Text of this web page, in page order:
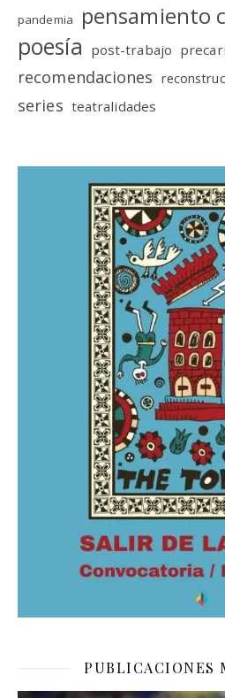
pandemia pensamiento
poesía post-trabajo
recomendaciones
series teatralidades
PUBLICACIONES